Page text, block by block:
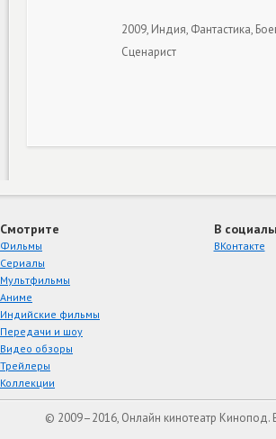
2009, Индия, Фантастика,
Сценарист
Смотрите
Фильмы
Сериалы
Мультфильмы
Аниме
Индийские фильмы
Передачи и шоу
Видео обзоры
Трейлеры
Коллекции
В
ВКонтакте
© 2009–2016, Онлайн кинотеатр